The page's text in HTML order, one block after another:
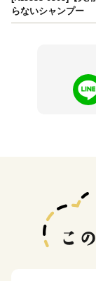
らないシャンプー